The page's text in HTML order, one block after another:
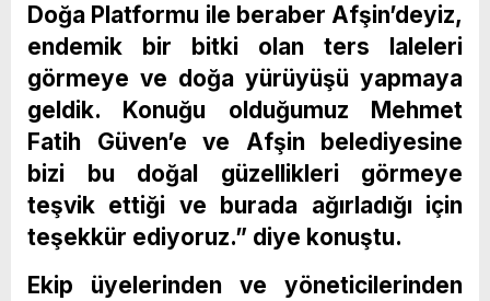
Doğa Platformu ile beraber Afşin’deyiz,
endemik bir bitki olan ters laleleri
görmeye ve doğa yürüyüşü yapmaya
geldik. Konuğu olduğumuz Mehmet
Fatih Güven’e ve Afşin belediyesine
bizi bu doğal güzellikleri görmeye
teşvik ettiği ve burada ağırladığı için
teşekkür ediyoruz.” diye konuştu.
Ekip üyelerinden ve yöneticilerinden